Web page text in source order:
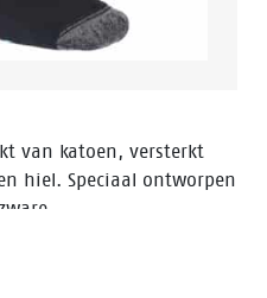
van katoen, versterkt
hiel. Speciaal ontworpen